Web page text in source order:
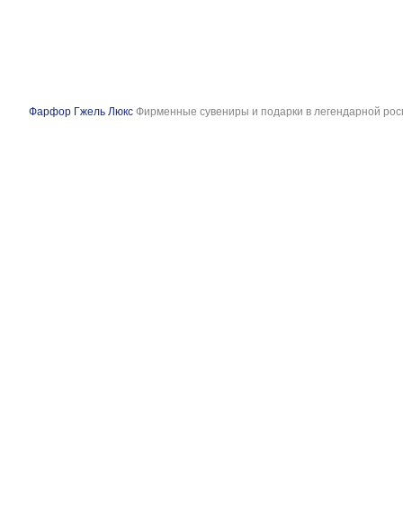
Фарфор Гжель Люкс Фирменные сувениры и подарки в легендарной